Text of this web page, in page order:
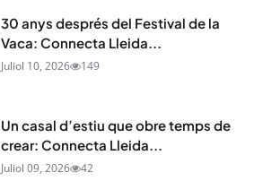
30 anys després del Festival de la
Vaca: Connecta Lleida...
Juliol 10, 2026 149
Un casal d’estiu que obre temps de
crear: Connecta Lleida...
Juliol 09, 2026 42